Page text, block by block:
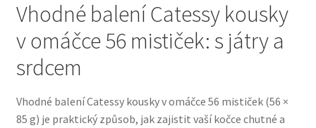
Bozita pro psy — Švédské krmivo s nordickou kvalitou
Brit pro psy
Granule pro psy
Vhodné balení Catessy kousky
v omáčce 56 mističek: s játry a
srdcem
Vhodné balení Catessy kousky v omáčce 56 mističek (56 ×
85 g) je praktický způsob, jak zajistit vaší kočce chutné a